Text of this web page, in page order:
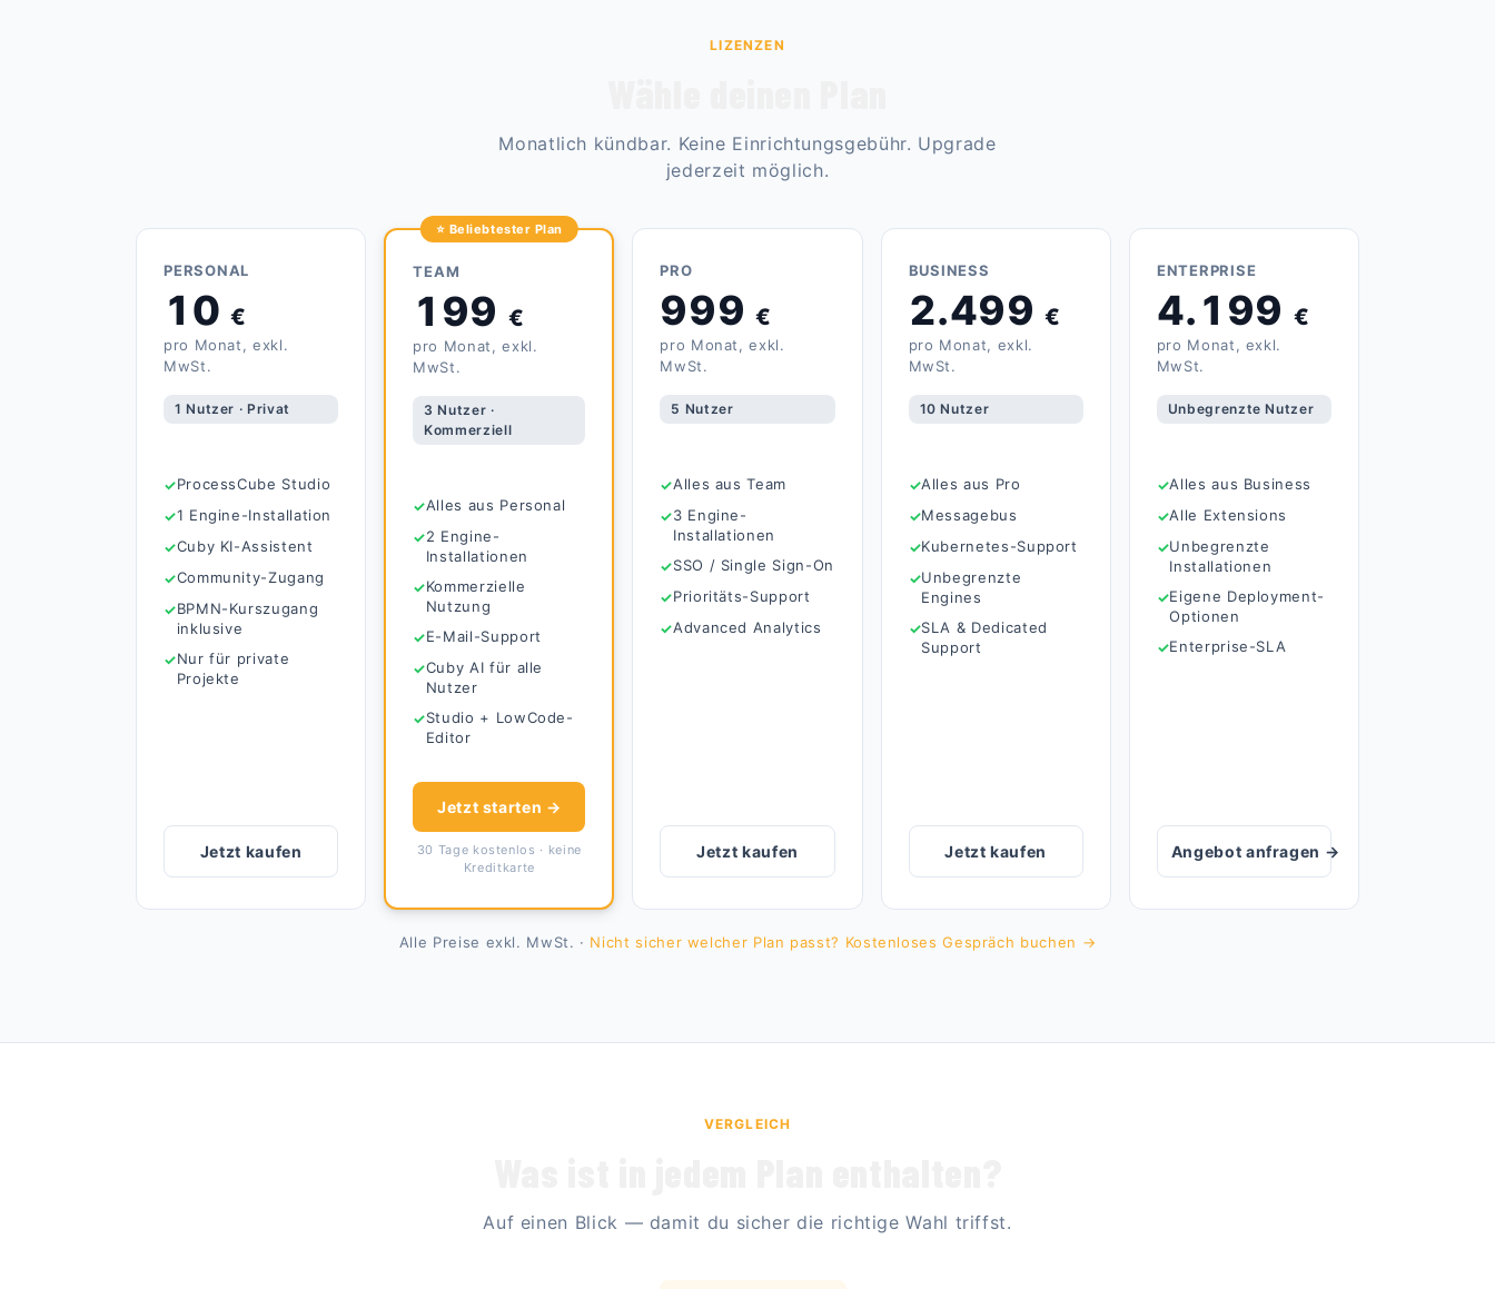
LIZENZEN
Monatlich kündbar. Keine Einrichtungsgebühr. Upgrade
jederzeit möglich.
PERSONAL
10 €
pro Monat, exkl.
MwSt.
1 Nutzer · Privat
ProcessCube Studio
1 Engine-Installation
Cuby KI-Assistent
Community-Zugang
BPMN-Kurszugang
inklusive
Nur für private
Projekte
Jetzt kaufen
⭐ Beliebtester Plan
TEAM
199 €
pro Monat, exkl.
MwSt.
3 Nutzer ·
Kommerziell
Alles aus Personal
2 Engine-
Installationen
Kommerzielle
Nutzung
E-Mail-Support
Cuby AI für alle
Nutzer
Studio + LowCode-
Editor
Jetzt starten →
30 Tage kostenlos · keine
Kreditkarte
PRO
999 €
pro Monat, exkl.
MwSt.
5 Nutzer
Alles aus Team
3 Engine-
Installationen
SSO / Single Sign-On
Prioritäts-Support
Advanced Analytics
Jetzt kaufen
BUSINESS
2.499€
pro Monat, exkl.
MwSt.
10 Nutzer
Alles aus Pro
Messagebus
Kubernetes-Support
Unbegrenzte
Engines
SLA & Dedicated
Support
Jetzt kaufen
ENTERPRISE
4.199 €
pro Monat, exkl.
MwSt.
Unbegrenzte Nutzer
Alles aus Business
Alle Extensions
Unbegrenzte
Installationen
Eigene Deployment-
Optionen
Enterprise-SLA
Angebot anfragen →
Alle Preise exkl. MwSt. · Nicht sicher welcher Plan passt? Kostenloses Gespräch buchen →
VERGLEICH
Auf einen Blick — damit du sicher die richtige Wahl triffst.